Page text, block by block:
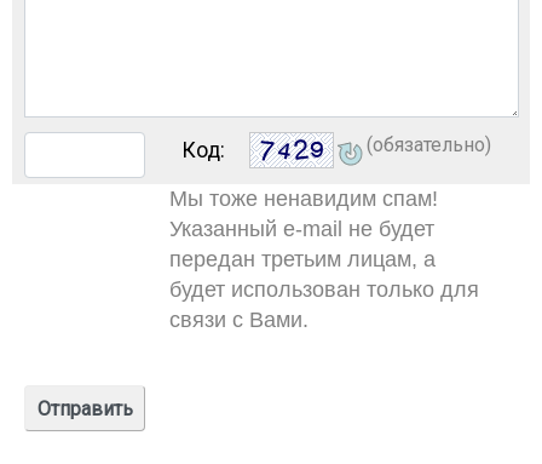
Код: (обязательно)
Мы тоже ненавидим спам!
Указанный e-mail не будет
передан третьим лицам, а
будет использован только для
связи с Вами.